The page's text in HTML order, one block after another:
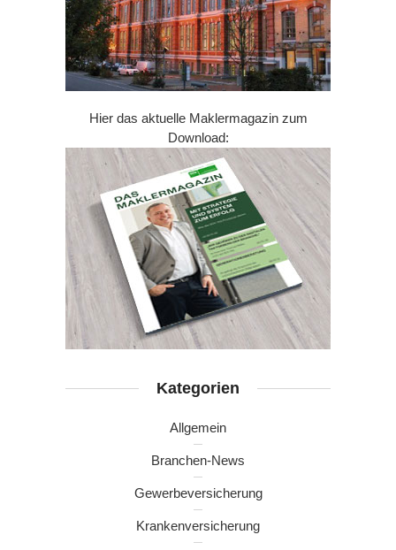
Hier das aktuelle Maklermagazin zum
Download:
Kategorien
Allgemein
Branchen-News
Gewerbeversicherung
Krankenversicherung